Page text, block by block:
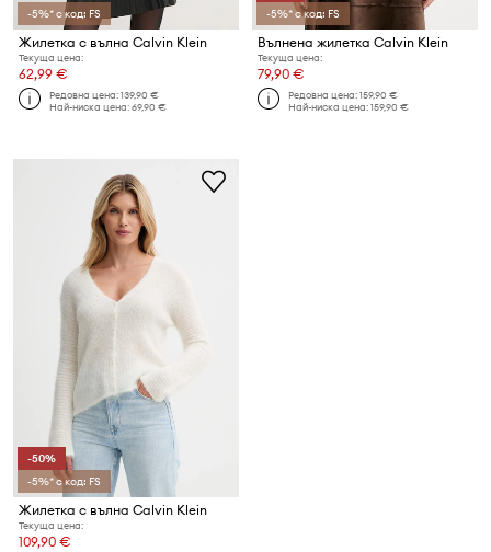
-5%* с код: FS
Жилетка с вълна Calvin Klein
Текуща цена:
62,99 €
Редовна цена:139,90 €
Най-ниска цена:69,90 €
-5%* с код: FS
Вълнена жилетка Calvin Klein
Текуща цена:
79,90 €
Редовна цена:159,90 €
Най-ниска цена:159,90 €
-50%
-5%* с код: FS
Жилетка с вълна Calvin Klein
Текуща цена:
109,90 €